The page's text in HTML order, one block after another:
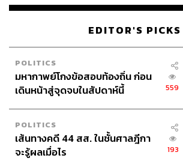
EDITOR'S PICKS
POLITICS
มหากาพย์โกงข้อสอบท้องถิ่น ก่อน
เดินหน้าสู่จุดจบในสัปดาห์นี้
559
POLITICS
เส้นทางคดี 44 สส. ในชั้นศาลฎีกา
จะรู้ผลเมื่อไร
193